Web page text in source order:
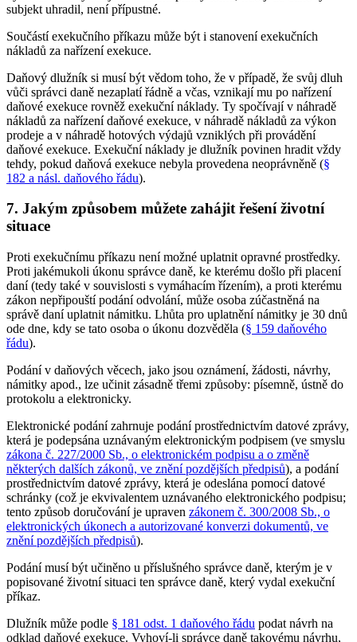
subjekt uhradil, není přípustné.
Součástí exekučního příkazu může být i stanovení exekučních
nákladů za nařízení exekuce.
Daňový dlužník si musí být vědom toho, že v případě, že svůj dluh
vůči správci daně nezaplatí řádně a včas, vznikají mu po nařízení
daňové exekuce rovněž exekuční náklady. Ty spočívají v náhradě
nákladů za nařízení daňové exekuce, v náhradě nákladů za výkon
prodeje a v náhradě hotových výdajů vzniklých při provádění
daňové exekuce. Exekuční náklady je dlužník povinen hradit vždy
tehdy, pokud daňová exekuce nebyla provedena neoprávněně (§
182 a násl. daňového řádu).
7. Jakým způsobem můžete zahájit řešení životní
situace
Proti exekučnímu příkazu není možné uplatnit opravné prostředky.
Proti jakémukoli úkonu správce daně, ke kterému došlo při placení
daní (tedy také v souvislosti s vymáhacím řízením), a proti kterému
zákon nepřipouští podání odvolání, může osoba zúčastněná na
správě daní uplatnit námitku. Lhůta pro uplatnění námitky je 30 dnů
ode dne, kdy se tato osoba o úkonu dozvěděla (§ 159 daňového
řádu).
Podání v daňových věcech, jako jsou oznámení, žádosti, návrhy,
námitky apod., lze učinit zásadně třemi způsoby: písemně, ústně do
protokolu a elektronicky.
Elektronické podání zahrnuje podání prostřednictvím datové zprávy,
která je podepsána uznávaným elektronickým podpisem (ve smyslu
zákona č. 227/2000 Sb., o elektronickém podpisu a o změně
některých dalších zákonů, ve znění pozdějších předpisů), a podání
prostřednictvím datové zprávy, která je odeslána pomocí datové
schránky (což je ekvivalentem uznávaného elektronického podpisu;
tento způsob doručování je upraven zákonem č. 300/2008 Sb., o
elektronických úkonech a autorizované konverzi dokumentů, ve
znění pozdějších předpisů).
Podání musí být učiněno u příslušného správce daně, kterým je v
popisované životní situaci ten správce daně, který vydal exekuční
příkaz.
Dlužník může podle § 181 odst. 1 daňového řádu podat návrh na
odklad daňové exekuce. Vyhoví-li správce daně takovému návrhu,